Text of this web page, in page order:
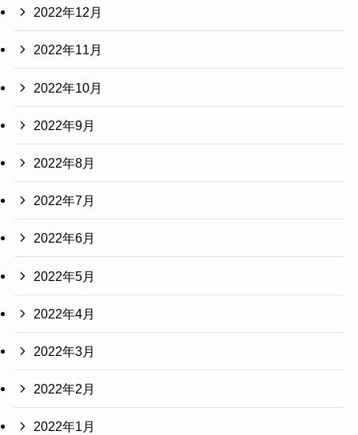
2022年12月
2022年11月
2022年10月
2022年9月
2022年8月
2022年7月
2022年6月
2022年5月
2022年4月
2022年3月
2022年2月
2022年1月